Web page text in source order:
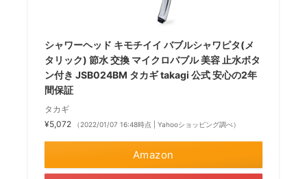
シャワーヘッド キモチイイ バブルシャワピタ(メ
タリック) 節水 交換 マイクロバブル 美容 止水ボタ
ン付き JSB024BM タカギ takagi 公式 安心の2年
間保証
タカギ
¥5,072
（2022/01/07 16:48時点 | Yahooショッピング調べ）
Amazon